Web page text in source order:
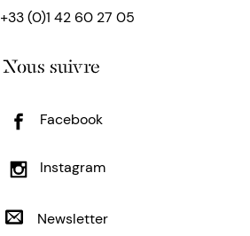
+33 (0)1 42 60 27 05
Nous suivre
Facebook
Instagram
Newsletter